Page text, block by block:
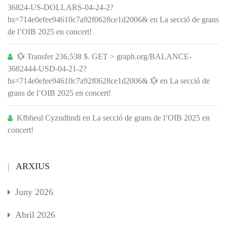
36824-US-DOLLARS-04-24-2?
hs=714e0efee94610c7a92f0628ce1d2006& en La secció de grans
de l’OIB 2025 en concert!
💱 Transfer 236,538 $. GET > graph.org/BALANCE-
3682444-USD-04-21-2?
hs=714e0efee94610c7a92f0628ce1d2006& 💱 en La secció de
grans de l’OIB 2025 en concert!
Kfbheul Cyzndhndi en La secció de grans de l’OIB 2025 en
concert!
ARXIUS
Juny 2026
Abril 2026